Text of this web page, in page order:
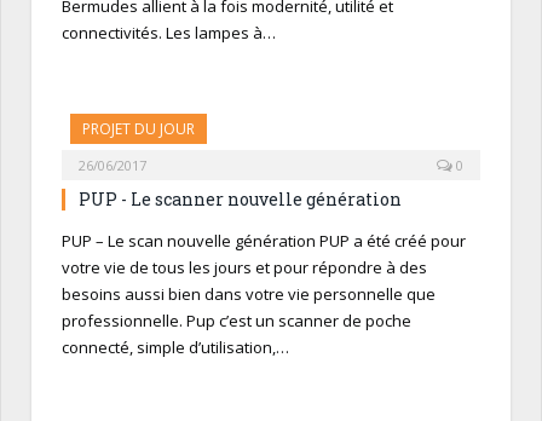
Bermudes allient à la fois modernité, utilité et
connectivités. Les lampes à…
PROJET DU JOUR
26/06/2017 0
PUP - Le scanner nouvelle génération
PUP – Le scan nouvelle génération PUP a été créé pour
votre vie de tous les jours et pour répondre à des
besoins aussi bien dans votre vie personnelle que
professionnelle. Pup c’est un scanner de poche
connecté, simple d’utilisation,…